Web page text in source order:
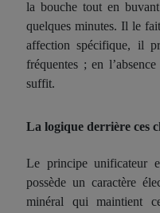
la bouche tout en
quelques minutes. Il le
affection spécifique, il
fréquentes ; en
suffit.
La logique derrière ces
Le principe unificateur
possède un caractère
minéral qui maintient